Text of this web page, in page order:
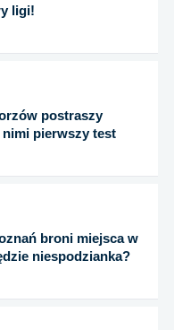
ligi!
postraszy
pierwszy test
broni miejsca w
niespodzianka?